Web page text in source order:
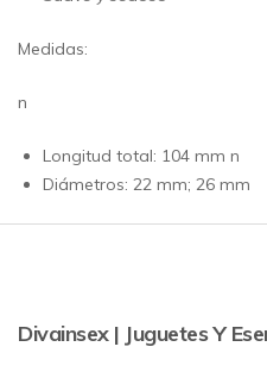
Medidas:
n
Longitud total: 104 mm n
Diámetros: 22 mm; 26 mm
Divainsex | Juguetes Y